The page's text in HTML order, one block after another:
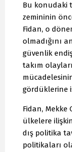
Bu konudaki
zemininin
Fidan, o
olmadığını
güvenlik
takım
gördüklerine
Fidan, Mekke
ülkelere
dış politika
politikaları